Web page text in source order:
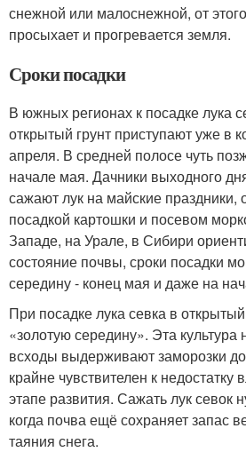
снежной или малоснежной, от
просыхает и прогревается земля.
Сроки посадки
В южных регионах к посадке лука
открытый грунт приступают уже в
апреля. В средней полосе чуть
начале мая. Дачники выходного
сажают лук на майские праздники,
посадкой картошки и посевом
Западе, на Урале, в Сибири
состояние почвы, сроки посадки
середину - конец мая и даже на
При посадке лука севка в
«золотую середину». Эта культура
всходы выдерживают заморозки
крайне чувствителен к недостатку
этапе развития. Сажать лук севок
когда почва ещё сохраняет запас
таяния снега.